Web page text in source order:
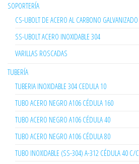
SOPORTERÍA
CS-UBOLT DE ACERO AL CARBONO GALVANIZADO
SS-UBOLT ACERO INOXIDABLE 304
VARILLAS ROSCADAS
TUBERÍA
TUBERIA INOXIDABLE 304 CEDULA 10
TUBO ACERO NEGRO A106 CÉDULA 160
TUBO ACERO NEGRO A106 CÉDULA 40
TUBO ACERO NEGRO A106 CÉDULA 80
TUBO INOXIDABLE (SS-304) A-312 CÉDULA 40 C/C